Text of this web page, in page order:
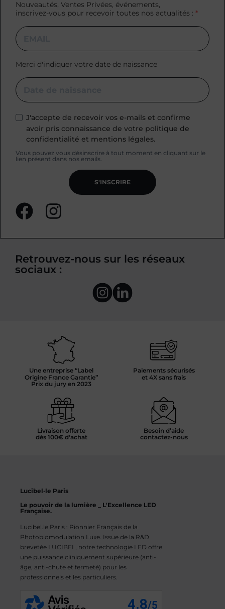
Nouveautés, Ventes Privées, événements,
inscrivez-vous pour recevoir toutes nos actualités :
Merci d'indiquer votre date de naissance
J'accepte de recevoir vos e-mails et confirme
avoir pris connaissance de votre politique de
confidentialité et mentions légales.
Vous pouvez vous désinscrire à tout moment en cliquant sur le
lien présent dans nos emails.
S'INSCRIRE
Retrouvez-nous sur les réseaux
sociaux :
Une entreprise “Label
Origine France Garantie”
Prix du jury en 2023
Paiements sécurisés
et 4X sans frais
Livraison offerte
dès 100€ d'achat
Besoin d’aide
contactez-nous
Lucibel·le Paris
Le pouvoir de la lumière _ L'Excellence LED
Française.
Lucibel.le Paris : Pionnier Français de la
Photobiomodulation Luxe. Issue de la R&D
brevetée LUCIBEL, notre technologie LED offre
une puissance cliniquement supérieure (anti-
âge, anti-chute et fermeté) pour les
professionnels et les particuliers.